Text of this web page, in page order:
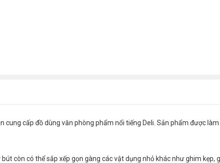
cung cấp đồ dùng văn phòng phẩm nổi tiếng Deli. Sản phẩm được
còn có thể sắp xếp gọn gàng các vật dụng nhỏ khác như ghim kẹp,